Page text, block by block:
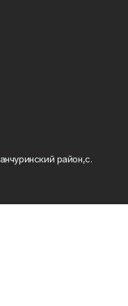
район,с.